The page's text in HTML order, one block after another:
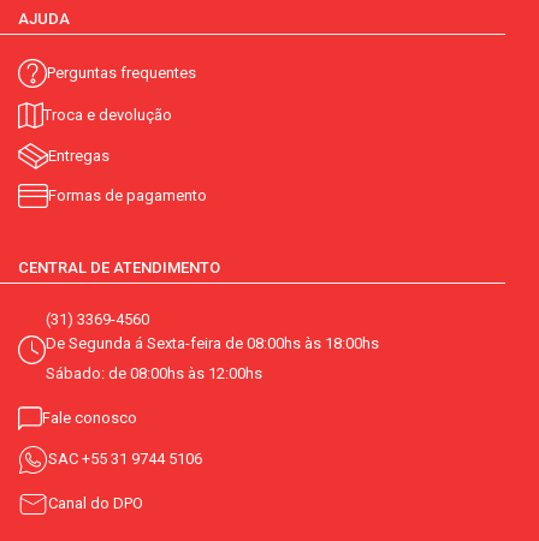
AJUDA
Perguntas frequentes
Troca e devolução
Entregas
Formas de pagamento
CENTRAL DE ATENDIMENTO
(31) 3369-4560
De Segunda á Sexta-feira de 08:00hs às 18:00hs
Sábado: de 08:00hs às 12:00hs
Fale conosco
SAC +55 31 9744 5106
Canal do DPO